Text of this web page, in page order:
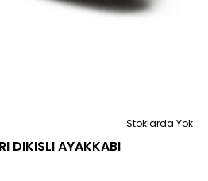
Stoklarda Yok
DOCKERS 225044 DERI DIKISLI AYAKKABI